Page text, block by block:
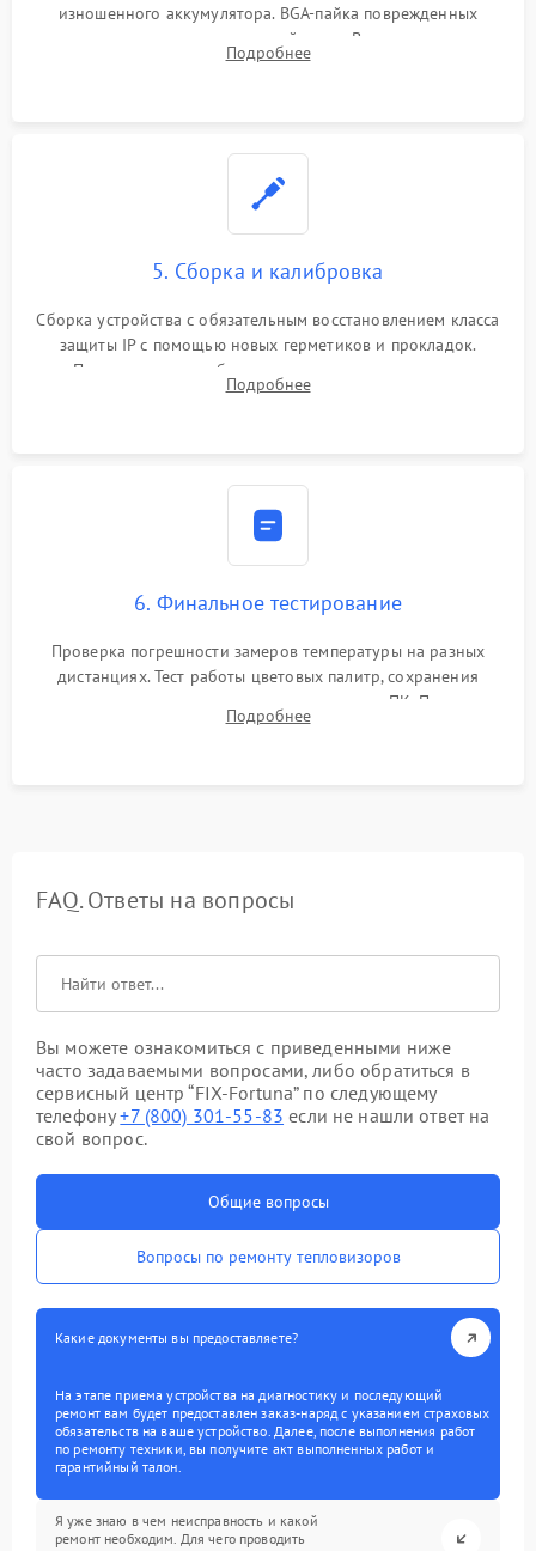
изношенного аккумулятора. BGA-пайка поврежденных
контроллеров на материнской плате. Восстановление
разъемов и кнопок, замена поврежденных элементов
Подробнее
5. Сборка и калибровка
Сборка устройства с обязательным восстановлением класса
защиты IP с помощью новых герметиков и прокладок.
Программная калибровка матрицы по эталонному
абсолютно черному телу для точного измерения температур.
Подробнее
6. Финальное тестирование
Проверка погрешности замеров температуры на разных
дистанциях. Тест работы цветовых палитр, сохранения
термограмм в память и передачи данных на ПК. Проверка
автономности работы и итоговый контроль качества.
Подробнее
FAQ. Ответы на вопросы
Вы можете ознакомиться с приведенными ниже
часто задаваемыми вопросами, либо обратиться в
сервисный центр “FIX-Fortuna” по следующему
телефону+7 (800) 301-55-83 если не нашли ответ на
свой вопрос.
Общие вопросы
Вопросы по ремонту тепловизоров
Какие документы вы предоставляете?
На этапе приема устройства на диагностику и последующий
ремонт вам будет предоставлен заказ-наряд с указанием страховых
обязательств на ваше устройство. Далее, после выполнения работ
по ремонту техники, вы получите акт выполненных работ и
гарантийный талон.
Я уже знаю в чем неисправность и какой
ремонт необходим. Для чего проводить